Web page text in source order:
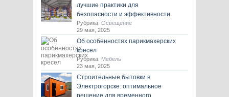
лучшие практики для
безопасности и эффективности
Рубрика: Освещение
29 мая, 2025
Об особенностях парикмахерских
кресел
Рубрика: Мебель
23 мая, 2025
Строительные бытовки в
Электрогорске: оптимальное
решение для временного